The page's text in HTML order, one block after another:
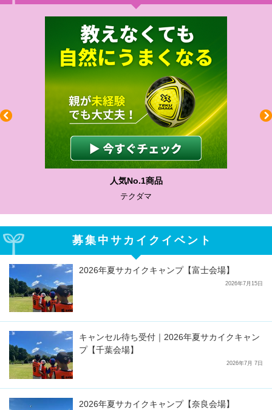
わかりやすい質問に沿って書ける
サカイクサッカーノート
募集中サカイクイベント
2026年夏サカイクキャンプ【富士会場】
2026年7月15日
キャンセル待ち受付｜2026年夏サカイクキャン
プ【千葉会場】
2026年7月 7日
2026年夏サカイクキャンプ【奈良会場】